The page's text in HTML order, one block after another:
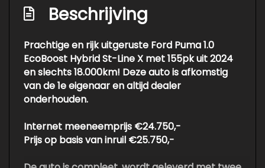
Full-led koplampen
Geluidsisolerend glas
Hemelbekleding donker
Hoofd airbag(s) achter
Hoofd airbag(s) voor
Lichtmetalen velgen 10-spaaks 17"
Matrix led koplampen
Beschrijving
Prachtige en rijk uitgeruste Ford Puma 1.0
EcoBoost Hybrid St-Line X met 155pk uit 2024
en slechts 18.000km! Deze auto is afkomstig
van de 1e eigenaar en altijd dealer
onderhouden.
Internet meeneemprijs €24.750,-
Prijs op basis van inruil €25.750,-